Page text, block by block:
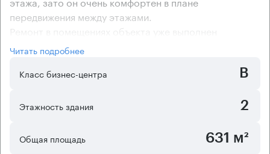
передвижения между этажами.
Ремонт в помещениях объекта уже выполнен
предыдущими арендаторами. Централизованной
системы кондиционирования на бизнес-центре не
предусмотрено, но арендаторы могут оборудовать
имеются все технические возможности. Коридорно-
отлично подойдет компаниям с небольшой
численностью сотрудников в каждом отделе.
Читать подробнее
Класс бизнес-центра
B
Этажность здания 2
Общая площадь 631 м²